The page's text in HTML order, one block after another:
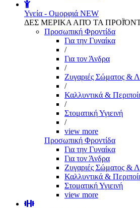
Υγεία - Ομορφιά NEW
ΔΕΣ ΜΕΡΙΚΑ ΑΠΌ ΤΑ
Προσωπική Φροντίδα
Για την Γυναίκα
/
Για τον Άνδρα
/
Ζυγαριές Σώματος &
/
Καλλυντικά &
/
Στοματική Υγιεινή
/
view more
Προσωπική Φροντίδα
Για την Γυναίκα
Για τον Άνδρα
Ζυγαριές Σώματος &
Καλλυντικά &
Στοματική Υγιεινή
view more